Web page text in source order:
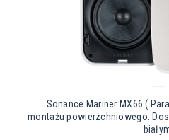
Sonance Mariner MX66 (
montażu powierzchniowego.